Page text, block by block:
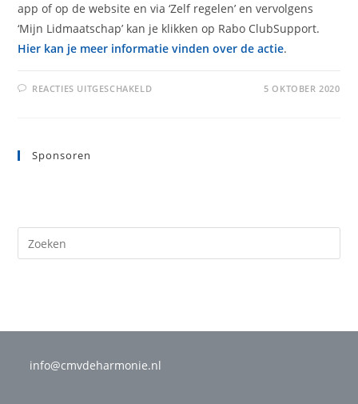
app of op de website en via ‘Zelf regelen’ en vervolgens
‘Mijn Lidmaatschap’ kan je klikken op Rabo ClubSupport.
Hier kan je meer informatie vinden over de actie.
REACTIES UITGESCHAKELDVOOR 5 OKTOBER 2020
Sponsoren
info@cmvdeharmonie.nl